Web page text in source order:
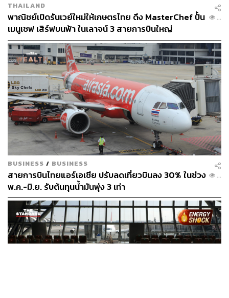
THAILAND
พาณิชย์เปิดรันเวย์ใหม่ให้เกษตรไทย ดึง MasterChef ปั้น
เมนูเชฟ เสิร์ฟบนฟ้า ในเลาจน์ 3 สายการบินใหญ่
...
BUSINESS / BUSINESS
สายการบินไทยแอร์เอเชีย ปรับลดเที่ยวบินลง 30% ในช่วง
พ.ค.-มิ.ย. รับต้นทุนน้ำมันพุ่ง 3 เท่า
...